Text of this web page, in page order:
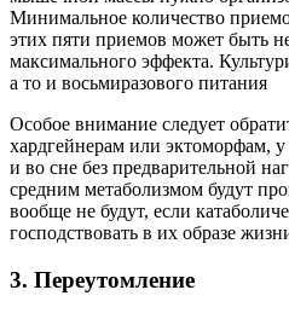
Минимальное количество
этих пяти приемов может быть
максимального эффекта.
а то и восьмиразового питания
Особое внимание следует
хардгейнерам или эктоморфам,
и во сне без предварительной
средним метаболизмом будут
вообще не будут, если
господствовать в их образе
3. Переутомление